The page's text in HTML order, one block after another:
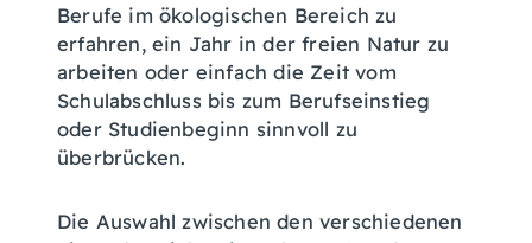
Berufe im ökologischen Bereich zu
erfahren, ein Jahr in der freien Natur zu
arbeiten oder einfach die Zeit vom
Schulabschluss bis zum Berufseinstieg
oder Studienbeginn sinnvoll zu
überbrücken.
Die Auswahl zwischen den verschiedenen